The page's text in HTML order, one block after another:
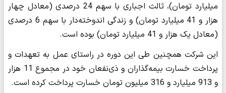
میلیارد تومان)، ثالث اجباری با سهم 24 درصدی (معادل چهار
هزار و 41 میلیارد تومان) و زندگی اندوخته‌دار با سهم 6 درصدی
(معادل یک هزار و 41 میلیارد تومان) بوده است.
این شرکت همچنین طی این دوره در راستای عمل به تعهدات و
پرداخت خسارت بیمه‌گذاران و ذی‌نفعان خود در مجموع 11 هزار
و 913 میلیارد و 316 میلیون تومان خسارت پرداخت کرده است.